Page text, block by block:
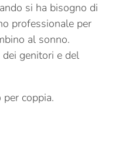
si ha bisogno di
professionale per
al sonno.
genitori e del
coppia.